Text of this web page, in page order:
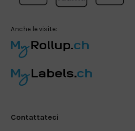
Anche le visite:
Contattateci